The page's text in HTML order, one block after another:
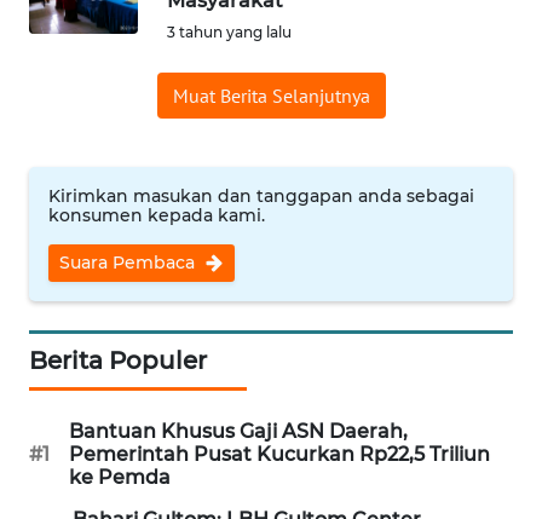
3 tahun yang lalu
Muat Berita Selanjutnya
Kirimkan masukan dan tanggapan anda sebagai
konsumen kepada kami.
Suara Pembaca
Berita Populer
#1
Bantuan Khusus Gaji ASN Daerah,
Pemerintah Pusat Kucurkan Rp22,5 Triliun
ke Pemda
KARIR
WN
SUMUT
WN
JAKARTA
WN
JABAR
WN